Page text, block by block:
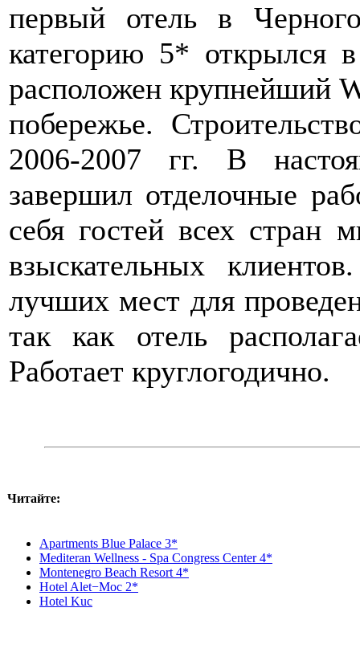
первый отель в
категорию 5* открылся
расположен крупнейший
побережье.
2006-2007 гг. В
завершил отделочные
себя гостей всех стран
взыскательных
лучших мест для
так как отель
Работает круглогодично.
Читайте:
Apartments Blue Palace 3*
Mediteran Wellness - Spa Congress Center 4*
Montenegro Beach Resort 4*
Hotel Alet−Moc 2*
Hotel Kuc